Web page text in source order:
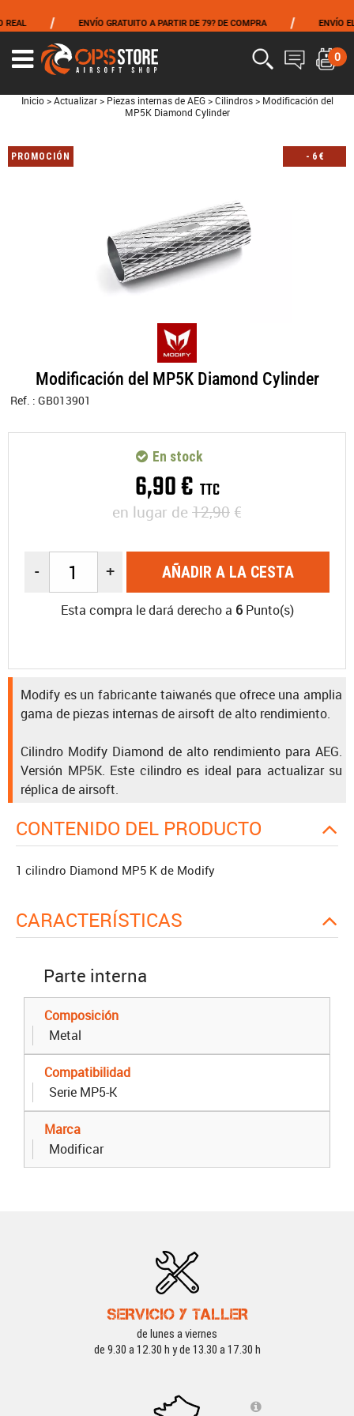
ENVÍO GRATUITO A PARTIR DE 79? DE COMPRA ENVÍO EL
0
Inicio > Actualizar > Piezas internas de AEG > Cilindros > Modificación del
MP5K Diamond Cylinder
PROMOCIÓN - 6 €
Modificación del MP5K Diamond Cylinder
Ref. : GB013901
6,90€ TTC
en lugar de 12,90 €
En stock
- + AÑADIR A LA CESTA
Esta compra le dará derecho a 6Punto(s)
Modify es un fabricante taiwanés que ofrece una amplia
gama de piezas internas de airsoft de alto rendimiento.
Cilindro Modify Diamond de alto rendimiento para AEG.
Versión MP5K. Este cilindro es ideal para actualizar su
réplica de airsoft.
CONTENIDO DEL PRODUCTO
1 cilindro Diamond MP5 K de Modify
CARACTERÍSTICAS
Parte interna
Composición
Metal
Compatibilidad
Serie MP5-K
Marca
Modificar
SERVICIO Y TALLER
de lunes a viernes
de 9.30 a 12.30 h y de 13.30 a 17.30 h